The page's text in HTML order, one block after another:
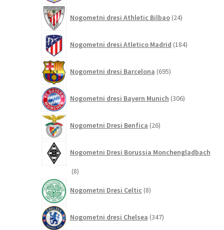
Nogometni dresi Athletic Bilbao 24izdelkov
Nogometni dresi Atletico Madrid 184izdelkov
Nogometni dresi Barcelona 695izdelkov
Nogometni dresi Bayern Munich 306izdelkov
Nogometni Dresi Benfica 26izdelkov
Nogometni Dresi Borussia Monchengladbach
88
Nogometni Dresi Celtic 8izdelkov
Nogometni dresi Chelsea 347izdelkov